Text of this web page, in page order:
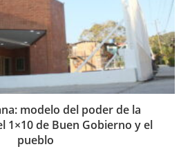
modelo del poder de la
1×10 de Buen Gobierno y el
pueblo